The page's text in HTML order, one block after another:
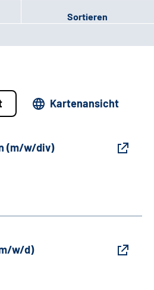
Sortieren
Kartenansicht
(m/w/div)
w/d)